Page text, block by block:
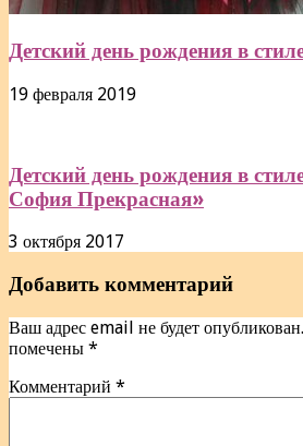
Детский день рождения в
19 февраля 2019
Детский день рождения в
София Прекрасная»
3 октября 2017
Добавить комментарий
Ваш адрес email не будет опубликован.
помечены *
Комментарий *